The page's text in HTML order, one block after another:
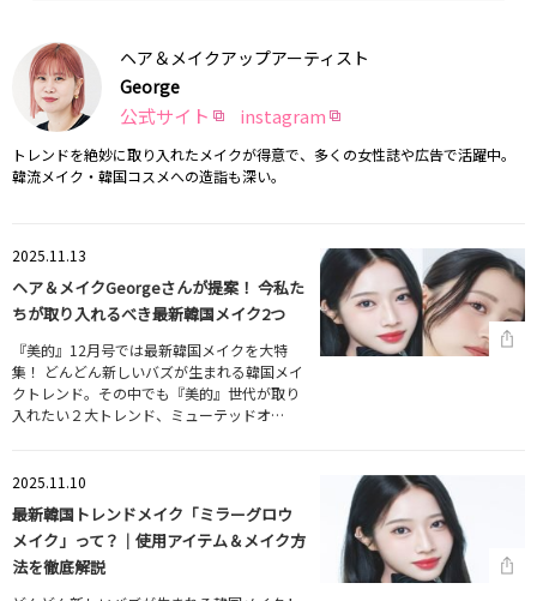
ヘア＆メイクアップアーティスト
George
公式サイト instagram
トレンドを絶妙に取り入れたメイクが得意で、多くの女性誌や広告で活躍中。
韓流メイク・韓国コスメへの造詣も深い。
2025.11.13
ヘア＆メイクGeorgeさんが提案！ 今私た
ちが取り入れるべき最新韓国メイク2つ
『美的』12月号では最新韓国メイクを大特
集！ どんどん新しいバズが生まれる韓国メイ
クトレンド。その中でも『美的』世代が取り
入れたい２大トレンド、ミューテッドオ…
2025.11.10
最新韓国トレンドメイク「ミラーグロウ
メイク」って？｜使用アイテム＆メイク方
法を徹底解説